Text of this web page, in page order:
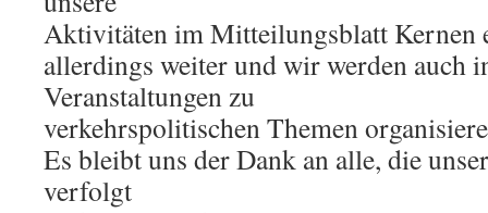
Aktivitäten im Mitteilungsblatt Kernen
allerdings weiter und wir werden auch
Veranstaltungen zu
verkehrspolitischen Themen
Es bleibt uns der Dank an alle, die
verfolgt